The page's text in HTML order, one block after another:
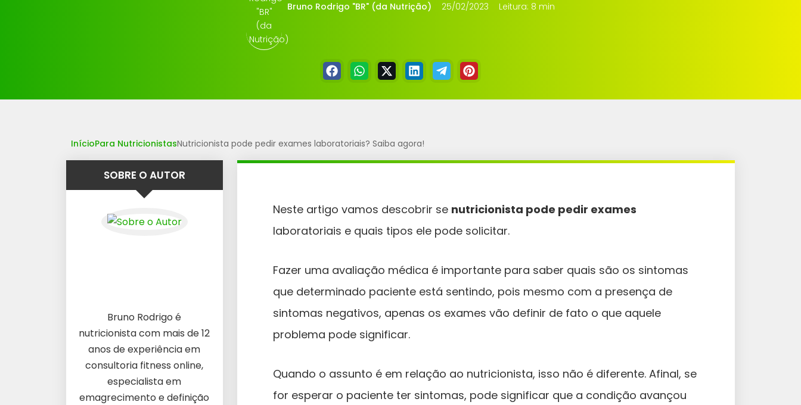
Bruno Rodrigo "BR" (da Nutrição) 25/02/2023 Leitura: 8 min
InícioPara NutricionistasNutricionista pode pedir exames laboratoriais? Saiba agora!
Neste artigo vamos descobrir se nutricionista pode pedir exames
laboratoriais e quais tipos ele pode solicitar.
Fazer uma avaliação médica é importante para saber quais são os sintomas
que determinado paciente está sentindo, pois mesmo com a presença de
sintomas negativos, apenas os exames vão definir de fato o que aquele
problema pode significar.
Quando o assunto é em relação ao nutricionista, isso não é diferente. Afinal, se
for esperar o paciente ter sintomas, pode significar que a condição avançou
SOBRE O AUTOR
Bruno Rodrigo é
nutricionista com mais de 12
anos de experiência em
consultoria fitness online,
especialista em
emagrecimento e definição